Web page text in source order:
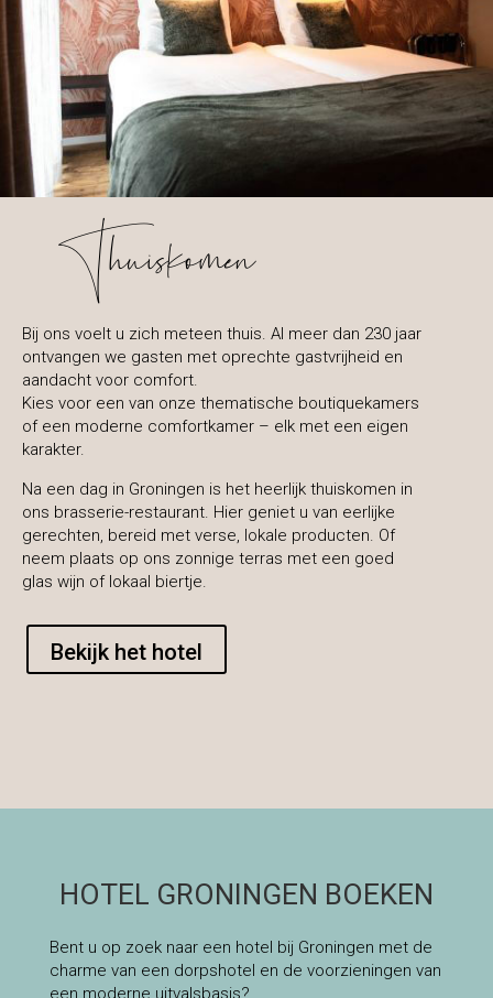
Thuiskomen
Bij ons voelt u zich meteen thuis. Al meer dan 230 jaar
ontvangen we gasten met oprechte gastvrijheid en
aandacht voor comfort.
Kies voor een van onze thematische boutiquekamers
of een moderne comfortkamer – elk met een eigen
karakter.
Na een dag in Groningen is het heerlijk thuiskomen in
ons brasserie-restaurant. Hier geniet u van eerlijke
gerechten, bereid met verse, lokale producten. Of
neem plaats op ons zonnige terras met een goed
glas wijn of lokaal biertje.
Bekijk het hotel
HOTEL GRONINGEN BOEKEN
Bent u op zoek naar een hotel bij Groningen met de
charme van een dorpshotel en de voorzieningen van
een moderne uitvalsbasis?